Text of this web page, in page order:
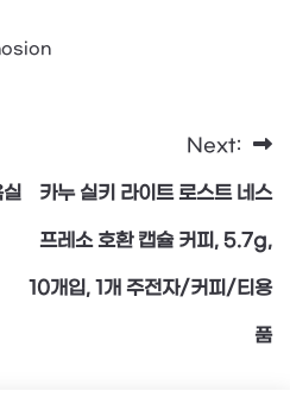
Next:
카누 실키 라이트 로스트 네스
프레소 호환 캡슐 커피, 5.7g,
10개입, 1개 주전자/커피/티용
품